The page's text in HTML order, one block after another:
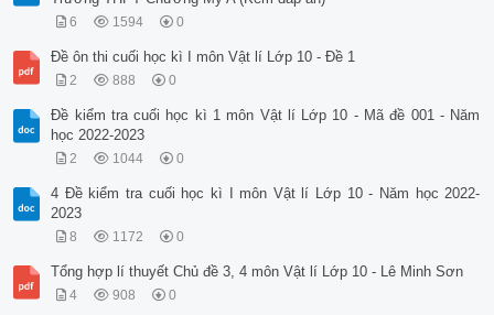
6 1594 0
Đề ôn thi cuối học kì I môn Vật lí Lớp 10 - Đề 1
2 888 0
Đề kiểm tra cuối học kì 1 môn Vật lí Lớp 10 - Mã đề 001 - Năm
học 2022-2023
2 1044 0
4 Đề kiểm tra cuối học kì I môn Vật lí Lớp 10 - Năm học 2022-
2023
8 1172 0
Tổng hợp lí thuyết Chủ đề 3, 4 môn Vật lí Lớp 10 - Lê Minh Sơn
4 908 0